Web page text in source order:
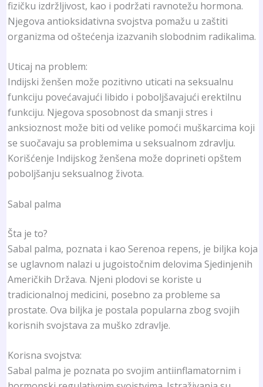
fizičku izdržljivost, kao i podržati ravnotežu hormona.
Njegova antioksidativna svojstva pomažu u zaštiti
organizma od oštećenja izazvanih slobodnim radikalima.
Uticaj na problem:
Indijski ženšen može pozitivno uticati na seksualnu
funkciju povećavajući libido i poboljšavajući erektilnu
funkciju. Njegova sposobnost da smanji stres i
anksioznost može biti od velike pomoći muškarcima koji
se suočavaju sa problemima u seksualnom zdravlju.
Korišćenje Indijskog ženšena može doprineti opštem
poboljšanju seksualnog života.
Sabal palma
Šta je to?
Sabal palma, poznata i kao Serenoa repens, je biljka koja
se uglavnom nalazi u jugoistočnim delovima Sjedinjenih
Američkih Država. Njeni plodovi se koriste u
tradicionalnoj medicini, posebno za probleme sa
prostate. Ova biljka je postala popularna zbog svojih
korisnih svojstava za muško zdravlje.
Korisna svojstva:
Sabal palma je poznata po svojim antiinflamatornim i